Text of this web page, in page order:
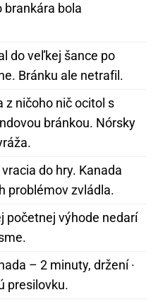
brankára bola
do veľkej šance po
Bránku ale netrafil.
z ničoho nič ocitol s
bránkou. Nórsky
do hry. Kanada
problémov zvládla.
početnej výhode nedarí
– 2 minuty, držení ·
presilovku.